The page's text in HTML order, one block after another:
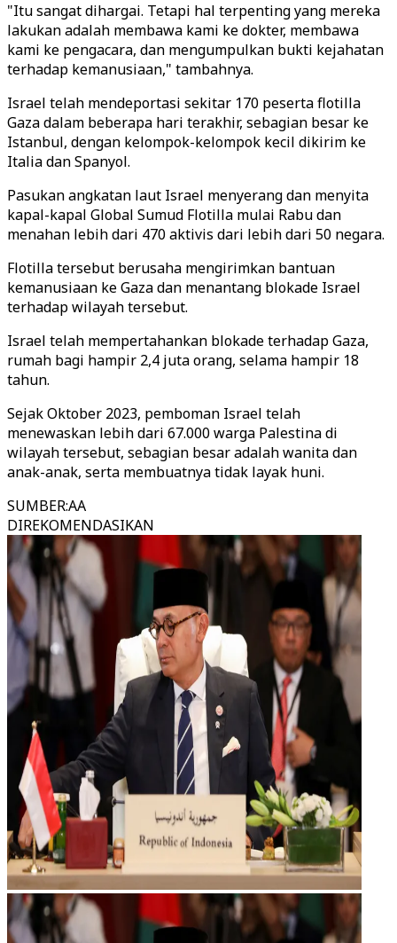
"Itu sangat dihargai. Tetapi hal terpenting yang mereka
lakukan adalah membawa kami ke dokter, membawa
kami ke pengacara, dan mengumpulkan bukti kejahatan
terhadap kemanusiaan," tambahnya.
Israel telah mendeportasi sekitar 170 peserta flotilla
Gaza dalam beberapa hari terakhir, sebagian besar ke
Istanbul, dengan kelompok-kelompok kecil dikirim ke
Italia dan Spanyol.
Pasukan angkatan laut Israel menyerang dan menyita
kapal-kapal Global Sumud Flotilla mulai Rabu dan
menahan lebih dari 470 aktivis dari lebih dari 50 negara.
Flotilla tersebut berusaha mengirimkan bantuan
kemanusiaan ke Gaza dan menantang blokade Israel
terhadap wilayah tersebut.
Israel telah mempertahankan blokade terhadap Gaza,
rumah bagi hampir 2,4 juta orang, selama hampir 18
tahun.
Sejak Oktober 2023, pemboman Israel telah
menewaskan lebih dari 67.000 warga Palestina di
wilayah tersebut, sebagian besar adalah wanita dan
anak-anak, serta membuatnya tidak layak huni.
SUMBER:AA
DIREKOMENDASIKAN